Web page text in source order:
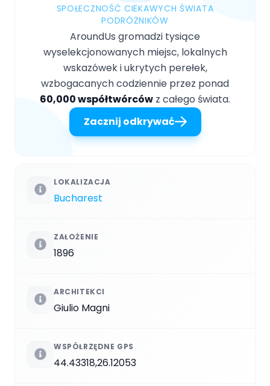
SPOŁECZNOŚĆ CIEKAWYCH ŚWIATA
PODRÓŻNIKÓW
AroundUs gromadzi tysiące
wyselekcjonowanych miejsc, lokalnych
wskazówek i ukrytych perełek,
wzbogacanych codziennie przez ponad
60,000 współtwórców z całego świata.
Zacznij odkrywać
LOKALIZACJA
Bucharest
ZAŁOŻENIE
1896
ARCHITEKCI
Giulio Magni
WSPÓŁRZĘDNE GPS
44.43318,26.12053